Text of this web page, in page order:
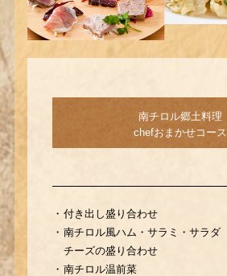
南チロル郷土料理
chefおまかせコース
付き出し盛り合わせ
南チロル風ハム・サラミ・サラダ
チーズの盛り合わせ
南チロル温前菜